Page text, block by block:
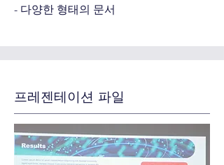
- 다양한 형태의 문서
프레젠테이션 파일